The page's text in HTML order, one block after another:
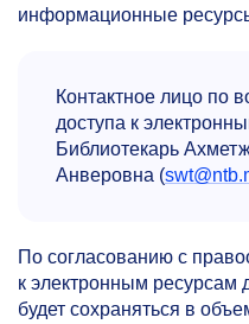
информационные
Контактное лицо по
доступа к
Библиотекарь
Анверовна (
По согласованию с
к электронным ресурсам
будет сохраняться в